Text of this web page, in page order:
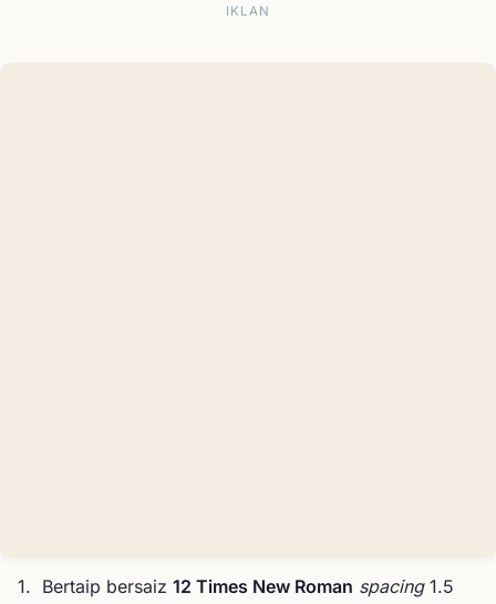
IKLAN
1. Bertaip bersaiz 12 Times New Roman spacing1.5